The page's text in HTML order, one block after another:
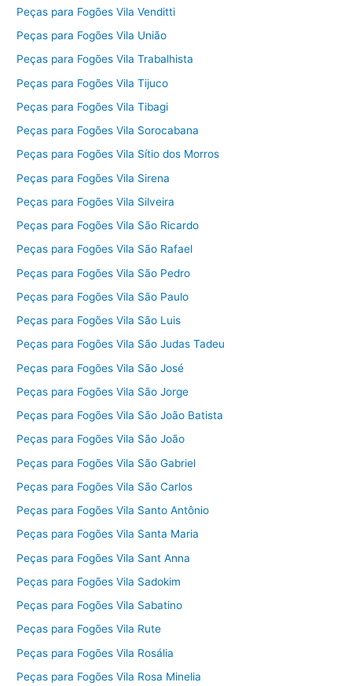
Peças para Fogões Vila Venditti
Peças para Fogões Vila União
Peças para Fogões Vila Trabalhista
Peças para Fogões Vila Tijuco
Peças para Fogões Vila Tibagi
Peças para Fogões Vila Sorocabana
Peças para Fogões Vila Sítio dos Morros
Peças para Fogões Vila Sirena
Peças para Fogões Vila Silveira
Peças para Fogões Vila São Ricardo
Peças para Fogões Vila São Rafael
Peças para Fogões Vila São Pedro
Peças para Fogões Vila São Paulo
Peças para Fogões Vila São Luis
Peças para Fogões Vila São Judas Tadeu
Peças para Fogões Vila São José
Peças para Fogões Vila São Jorge
Peças para Fogões Vila São João Batista
Peças para Fogões Vila São João
Peças para Fogões Vila São Gabriel
Peças para Fogões Vila São Carlos
Peças para Fogões Vila Santo Antônio
Peças para Fogões Vila Santa Maria
Peças para Fogões Vila Sant Anna
Peças para Fogões Vila Sadokim
Peças para Fogões Vila Sabatino
Peças para Fogões Vila Rute
Peças para Fogões Vila Rosália
Peças para Fogões Vila Rosa Minelia